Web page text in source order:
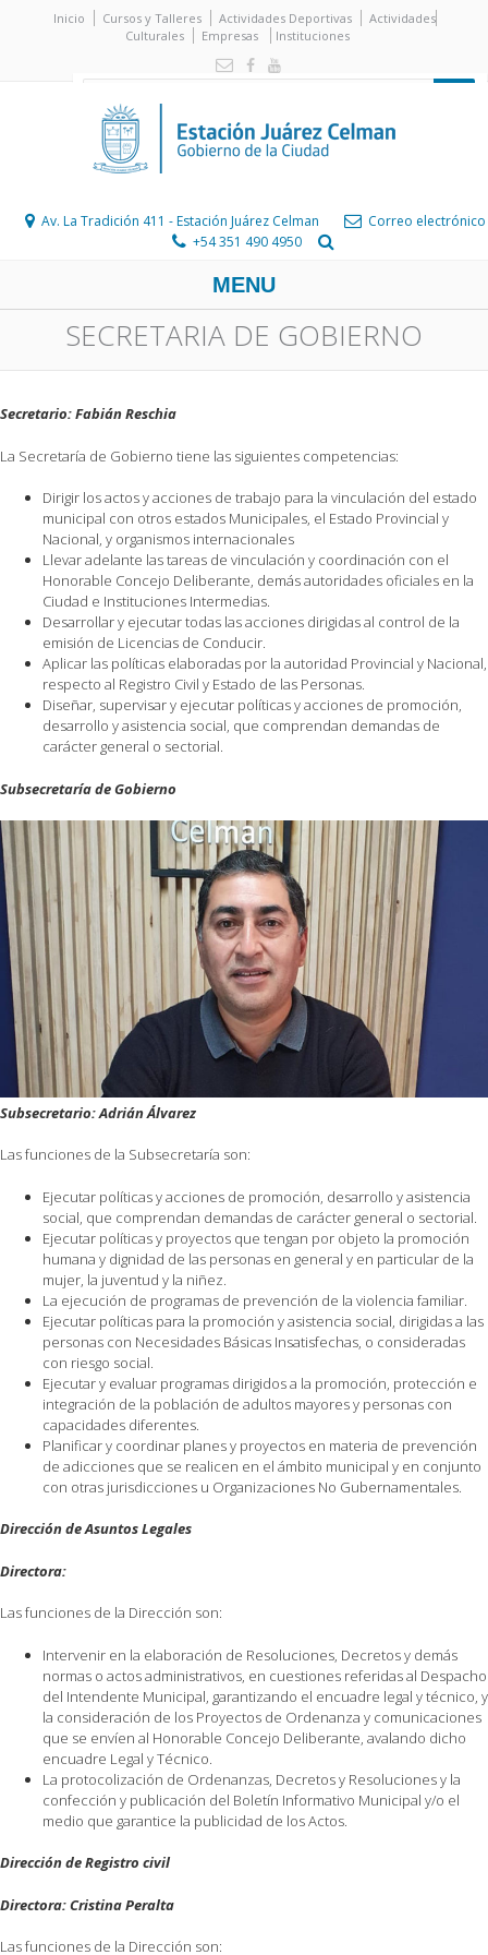
Inicio Cursos y Talleres Actividades Deportivas
Actividades
Culturales
Empresas Instituciones
Av. La Tradición 411 - Estación Juárez Celman
Correo electrónico
+54 351 490 4950
MENU
SECRETARIA DE GOBIERNO
Secretario: Fabián Reschia
La Secretaría de Gobierno tiene las siguientes competencias:
Dirigir los actos y acciones de trabajo para la vinculación del estado
municipal con otros estados Municipales, el Estado Provincial y
Nacional, y organismos internacionales
Llevar adelante las tareas de vinculación y coordinación con el
Honorable Concejo Deliberante, demás autoridades oficiales en la
Ciudad e Instituciones Intermedias.
Desarrollar y ejecutar todas las acciones dirigidas al control de la
emisión de Licencias de Conducir.
Aplicar las políticas elaboradas por la autoridad Provincial y Nacional,
respecto al Registro Civil y Estado de las Personas.
Diseñar, supervisar y ejecutar políticas y acciones de promoción,
desarrollo y asistencia social, que comprendan demandas de
carácter general o sectorial.
Subsecretaría de Gobierno
Subsecretario: Adrián Álvarez
Las funciones de la Subsecretaría son:
Ejecutar políticas y acciones de promoción, desarrollo y asistencia
social, que comprendan demandas de carácter general o sectorial.
Ejecutar políticas y proyectos que tengan por objeto la promoción
humana y dignidad de las personas en general y en particular de la
mujer, la juventud y la niñez.
La ejecución de programas de prevención de la violencia familiar.
Ejecutar políticas para la promoción y asistencia social, dirigidas a las
personas con Necesidades Básicas Insatisfechas, o consideradas
con riesgo social.
Ejecutar y evaluar programas dirigidos a la promoción, protección e
integración de la población de adultos mayores y personas con
capacidades diferentes.
Planificar y coordinar planes y proyectos en materia de prevención
de adicciones que se realicen en el ámbito municipal y en conjunto
con otras jurisdicciones u Organizaciones No Gubernamentales.
Dirección de Asuntos Legales
Directora:
Las funciones de la Dirección son:
Intervenir en la elaboración de Resoluciones, Decretos y demás
normas o actos administrativos, en cuestiones referidas al Despacho
del Intendente Municipal, garantizando el encuadre legal y técnico, y
la consideración de los Proyectos de Ordenanza y comunicaciones
que se envíen al Honorable Concejo Deliberante, avalando dicho
encuadre Legal y Técnico.
La protocolización de Ordenanzas, Decretos y Resoluciones y la
confección y publicación del Boletín Informativo Municipal y/o el
medio que garantice la publicidad de los Actos.
Dirección de Registro civil
Directora: Cristina Peralta
Las funciones de la Dirección son: